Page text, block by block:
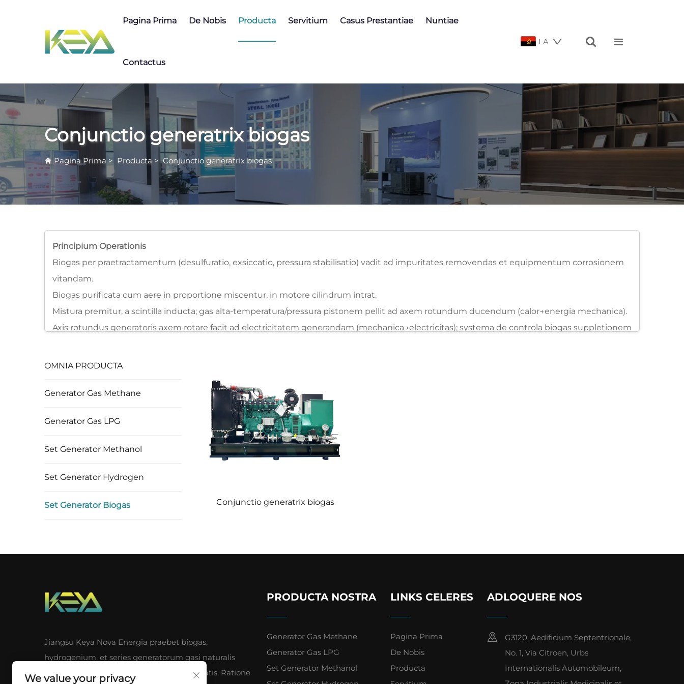
Pagina Prima De Nobis Producta Servitium Casus Prestantiae Nuntiae
Contactus
LA  
Conjunctio generatrix biogas
Pagina Prima > Producta >Conjunctio generatrix biogas
Principium Operationis
Biogas per praetractamentum (desulfuratio, exsiccatio, pressura stabilisatio) vadit ad impuritates removendas et equipmentum corrosionem
vitandam.
Biogas purificata cum aere in proportione miscentur, in motore cilindrum intrat.
Mistura premitur, a scintilla inducta; gas alta-temperatura/pressura pistonem pellit ad axem rotundum ducendum (calor→energia mechanica).
Axis rotundus generatoris axem rotare facit ad electricitatem generandam (mechanica→electricitas); systema de controla biogas suppletionem
OMNIA PRODUCTA
Generator Gas Methane
Generator Gas LPG
Set Generator Methanol
Set Generator Hydrogen
Set Generator Biogas Conjunctio generatrix biogas
Jiangsu Keya Nova Energia praebet biogas,
hydrogenium, et series generatorum gasi naturalis
cum solutionibus solaribus et eolicis integratis. Ratione
PRODUCTA NOSTRA
Generator Gas Methane
Generator Gas LPG
Set Generator Methanol
LINKS CELERES
Pagina Prima
De Nobis
Producta
ADLOQUERE NOS
G3120, Aedificium Septentrionale,
No. 1, Via Citroen, Urbs
Internationalis Automobileum,
We value your privacy